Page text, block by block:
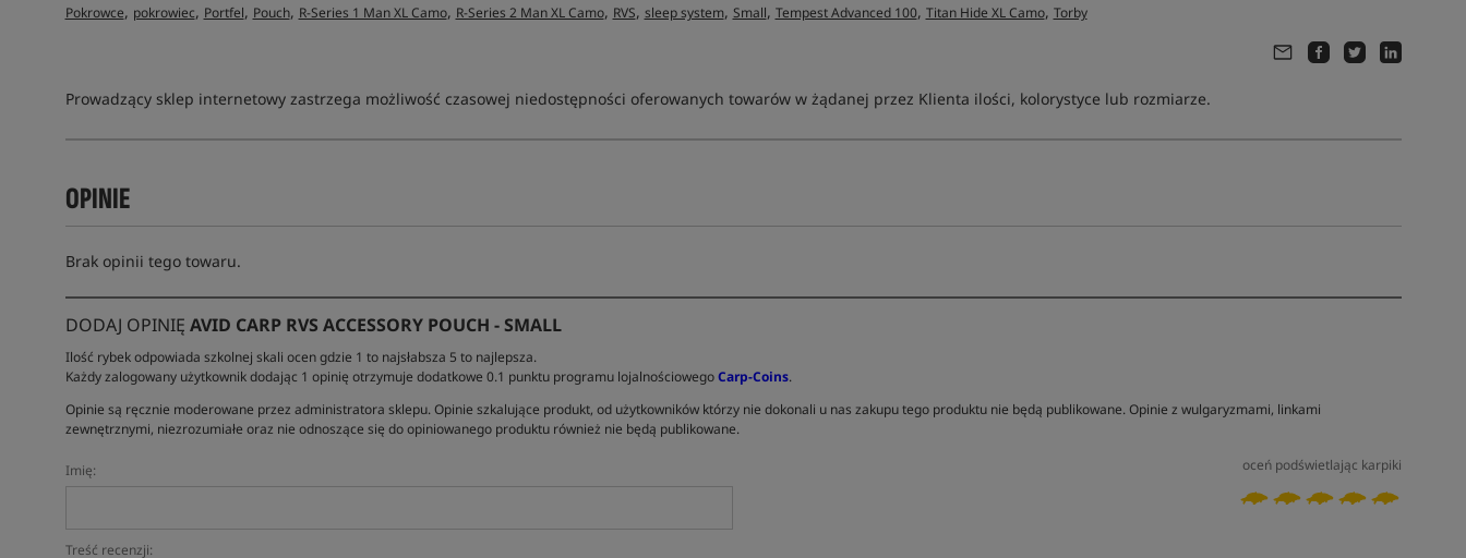
Pokrowce, pokrowiec, Portfel, Pouch, R-Series 1 Man XL Camo, R-Series 2 Man XL Camo, RVS, sleep system, Small, Tempest Advanced 100, Titan Hide XL Camo, Torby
Prowadzący sklep internetowy zastrzega możliwość czasowej niedostępności oferowanych towarów w żądanej przez Klienta ilości, kolorystyce lub rozmiarze.
OPINIE
Brak opinii tego towaru.
DODAJ OPINIĘ AVID CARP RVS ACCESSORY POUCH - SMALL
Ilość rybek odpowiada szkolnej skali ocen gdzie 1 to najsłabsza 5 to najlepsza.
Każdy zalogowany użytkownik dodając 1 opinię otrzymuje dodatkowe 0.1 punktu programu lojalnościowegoCarp-Coins.
Opinie są ręcznie moderowane przez administratora sklepu. Opinie szkalujące produkt, od użytkowników którzy nie dokonali u nas zakupu tego produktu nie będą publikowane. Opinie z wulgaryzmami, linkami
zewnętrznymi, niezrozumiałe oraz nie odnoszące się do opiniowanego produktu również nie będą publikowane.
oceń podświetlając karpiki
Imię:
Treść recenzji: